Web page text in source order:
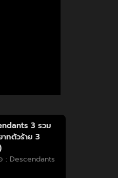
3 รวม
ทตัวร้าย 3
: Descendants